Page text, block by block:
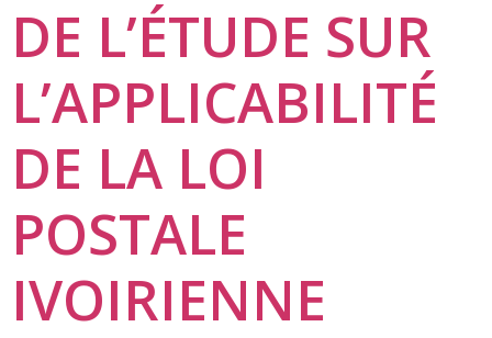
DE L’ÉTUDE SUR
L’APPLICABILITÉ
DE LA LOI
POSTALE
IVOIRIENNE